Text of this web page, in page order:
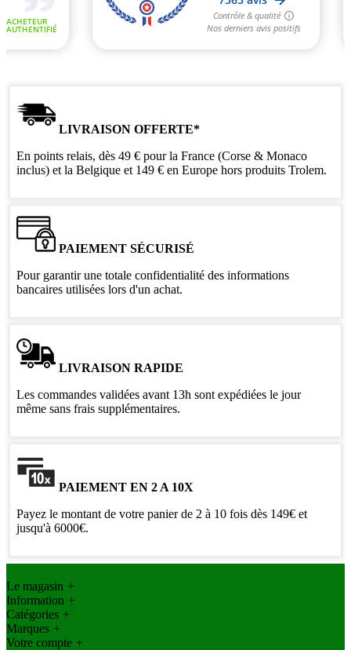
LIVRAISON OFFERTE*
En points relais, dès 49 € pour la France (Corse & Monaco
inclus) et la Belgique et 149 € en Europe hors produits Trolem.
PAIEMENT SÉCURISÉ
Pour garantir une totale confidentialité des informations
bancaires utilisées lors d'un achat.
LIVRAISON RAPIDE
Les commandes validées avant 13h sont expédiées le jour
même sans frais supplémentaires.
PAIEMENT EN 2 A 10X
Payez le montant de votre panier de 2 à 10 fois dès 149€ et
jusqu'à 6000€.
Le magasin +
Information +
Catégories +
Marques +
Votre compte +